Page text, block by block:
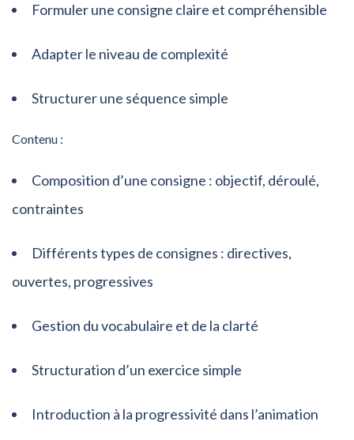
Formuler une consigne claire et compréhensible
Adapter le niveau de complexité
Structurer une séquence simple
Contenu :
Composition d’une consigne : objectif, déroulé,
contraintes
Différents types de consignes : directives,
ouvertes, progressives
Gestion du vocabulaire et de la clarté
Structuration d’un exercice simple
Introduction à la progressivité dans l’animation